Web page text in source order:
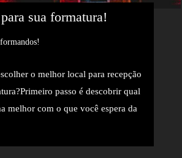
sua formatura!
o melhor local para recepção
passo é descobrir qual
melhor com o que você espera da